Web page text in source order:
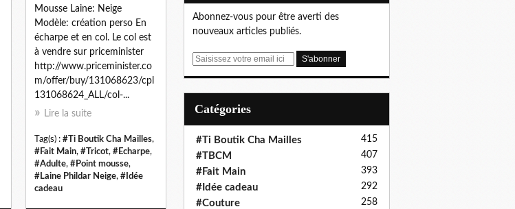
Mousse Laine: Neige
Modèle: création perso En
écharpe et en col. Le col est
à vendre sur priceminister
http://www.priceminister.co
m/offer/buy/131068623/cpl
131068624_ALL/col-...
Lire la suite
Tag(s) : #Ti Boutik Cha Mailles,
#Fait Main, #Tricot, #Echarpe,
#Adulte, #Point mousse,
#Laine Phildar Neige, #Idée
cadeau
Abonnez-vous pour être averti des
nouveaux articles publiés.
E
Catégories
#Ti Boutik Cha Mailles 415
#TBCM 407
#Fait Main 393
#Idée cadeau 292
#Couture 258